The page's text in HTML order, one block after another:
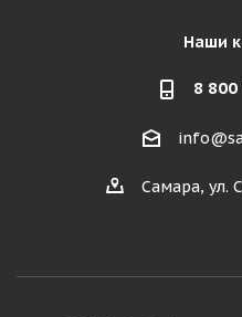
Наши
8
Самара, ул.